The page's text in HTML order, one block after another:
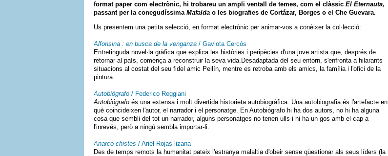
format paper com electrònic, hi trobareu un ampli ventall de temes, com el clàssic El Eternauta,
passant per la conegudíssima Mafalda o les biografies de Cortázar, Borges o el Che Guevara.
Us presentem una petita selecció, en format electrònic per animar-vos a conèixer la col·lecció:
Alfonsina : en busca de la venganza / Gaviota Cercós
Entretinguda novel·la gràfica que explica les històries i peripècies d'una jove artista que, després de
retornar al país, comença a reconstruir la seva vida.Desadaptada del seu entorn, s'enfronta a hilarants
situacions al costat del seu fidel amic Pellín, mentre es retroba amb els amics, la família i l'ofici de la
pintura.
Autobiógrafo / Federico Reggiani
Autobiógrafo és una extensa i molt divertida historieta autobiogràfica. Una autobiografia és l'artefacte en
què coincideixen l'autor, el narrador i el personatge. En Autobiógrafo hi ha dos autors, no hi ha alguna
cosa que sembli del tot un narrador, alguns personatges no tenen ulls i hi ha un gos amb el cap a
l'inrevés, però a ningú sembla importar-li.
Anarco chistes / Ariel Rojas lizana
Des de temps remots la humanitat pateix l'estranya malaltia d'obeir sense qüestionar als seus líders (la